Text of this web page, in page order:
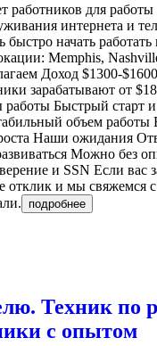
работников для работы
интернета и
быстро начать
Memphis,
Доход $1300-
зарабатывают от
работы Быстрый старт
объем работы
Наши ожидания
Можно без
и SSN Если вас
отклик и мы свяжемся
подробнее
Техник по
с опытом